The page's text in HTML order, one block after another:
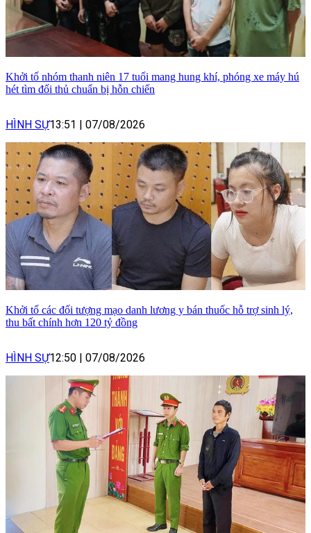
Khởi tố nhóm thanh niên 17 tuổi mang hung khí, phóng xe máy hú
hét tìm đối thủ chuẩn bị hỗn chiến
HÌNH SỰ13:51 | 07/08/2026
Khởi tố các đối tượng mạo danh lương y bán thuốc hỗ trợ sinh lý,
thu bất chính hơn 120 tỷ đồng
HÌNH SỰ12:50 | 07/08/2026